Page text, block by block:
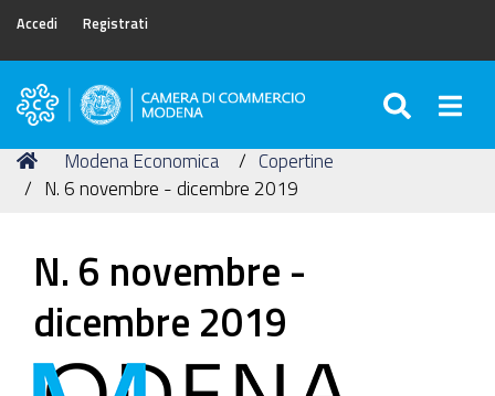
Accedi Registrati
Camera
Commercio
di
Tu
sei
Home
Modena Economica
Copertine
N. 6 novembre - dicembre 2019
N. 6 novembre -
dicembre 2019